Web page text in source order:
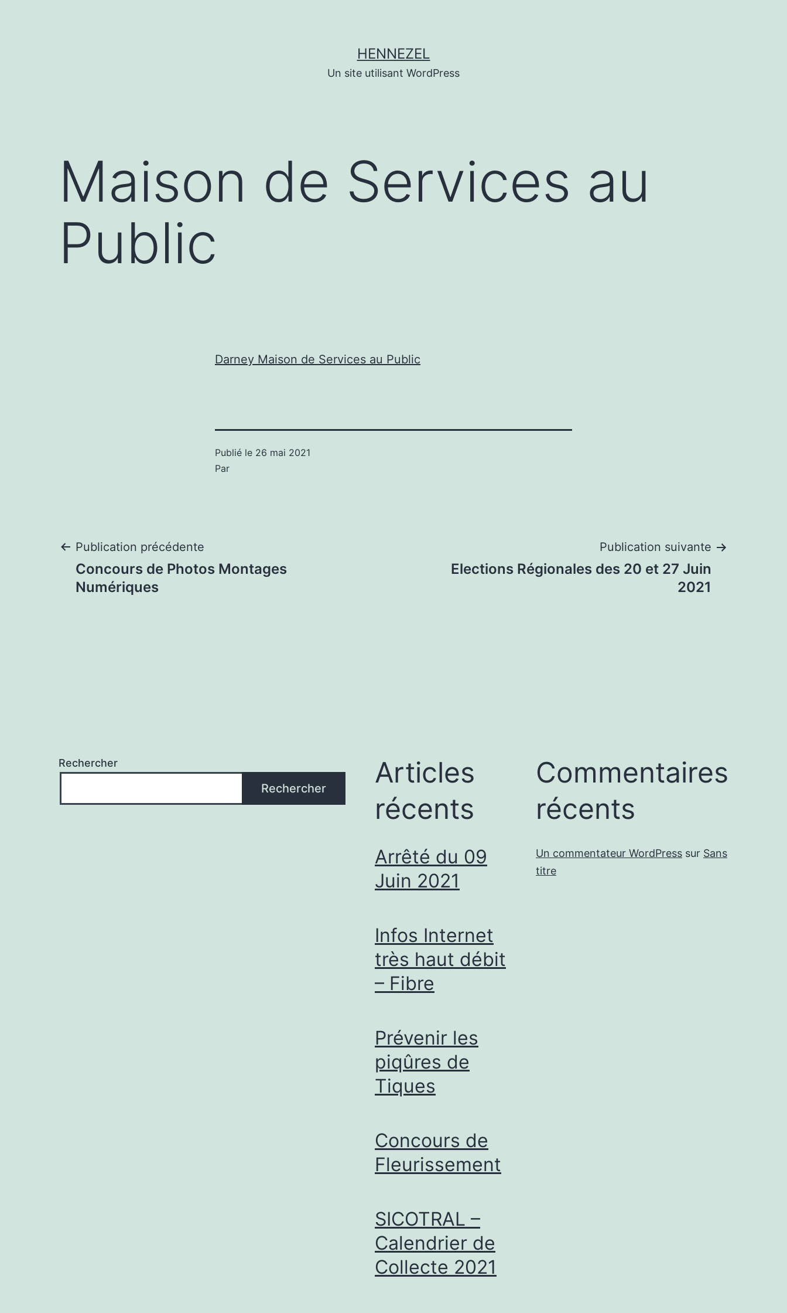
HENNEZEL
Un site utilisant WordPress
Maison de Services au
Public
Darney Maison de Services au Public
Publié le 26 mai 2021
Par
Navigation
de
Publication précédente
Concours de Photos Montages
Numériques
Publication suivante
Elections Régionales des 20 et 27 Juin
2021
Rechercher
Rechercher
Articles
récents
Arrêté du 09
Juin 2021
Infos Internet
très haut débit
– Fibre
Prévenir les
piqûres de
Tiques
Concours de
Fleurissement
SICOTRAL –
Calendrier de
Collecte 2021
Commentaires
récents
Un commentateur WordPress sur Sans
titre